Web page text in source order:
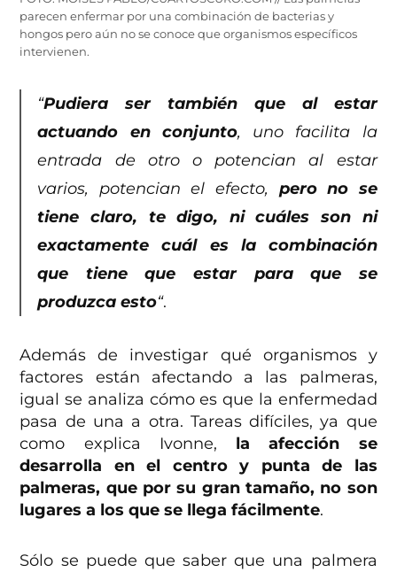
parecen enfermar por una combinación de bacterias y
hongos pero aún no se conoce que organismos específicos
intervienen.
“Pudiera ser también que al estar
actuando en conjunto, uno facilita la
entrada de otro o potencian al estar
varios, potencian el efecto, pero no se
tiene claro, te digo, ni cuáles son ni
exactamente cuál es la combinación
que tiene que estar para que se
produzca esto“.
Además de investigar qué organismos y
factores están afectando a las palmeras,
igual se analiza cómo es que la enfermedad
pasa de una a otra. Tareas difíciles, ya que
como explica Ivonne, la afección se
desarrolla en el centro y punta de las
palmeras, que por su gran tamaño, no son
lugares a los que se llega fácilmente.
Sólo se puede que saber que una palmera